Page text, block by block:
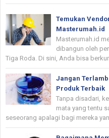
Temukan
Masterumah.id
Masterumah.id
dibangun oleh
Tiga Roda. Di sini, Anda bisa
Jangan
Produk Terbaik
Tanpa disadari,
mata yang tentu
seseorang apalagi bagi mereka